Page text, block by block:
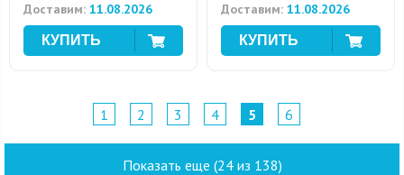
Доставим: 11.08.2026 Доставим: 11.08.2026
1 2 3 4 5 6
Показать еще (24 из 138)